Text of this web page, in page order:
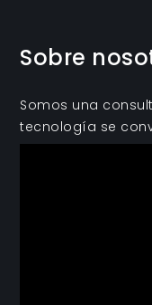
Sobre
Somos una
tecnología se